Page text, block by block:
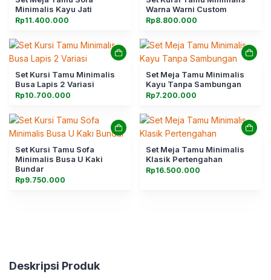
Minimalis Kayu Jati
Rp11.400.000
Warna Warni Custom
Rp8.800.000
Set Kursi Tamu Minimalis
Busa Lapis 2 Variasi
Rp10.700.000
Set Meja Tamu Minimalis
Kayu Tanpa Sambungan
Rp7.200.000
Set Kursi Tamu Sofa
Minimalis Busa U Kaki
Bundar
Rp9.750.000
Set Meja Tamu Minimalis
Klasik Pertengahan
Rp16.500.000
Deskripsi Produk